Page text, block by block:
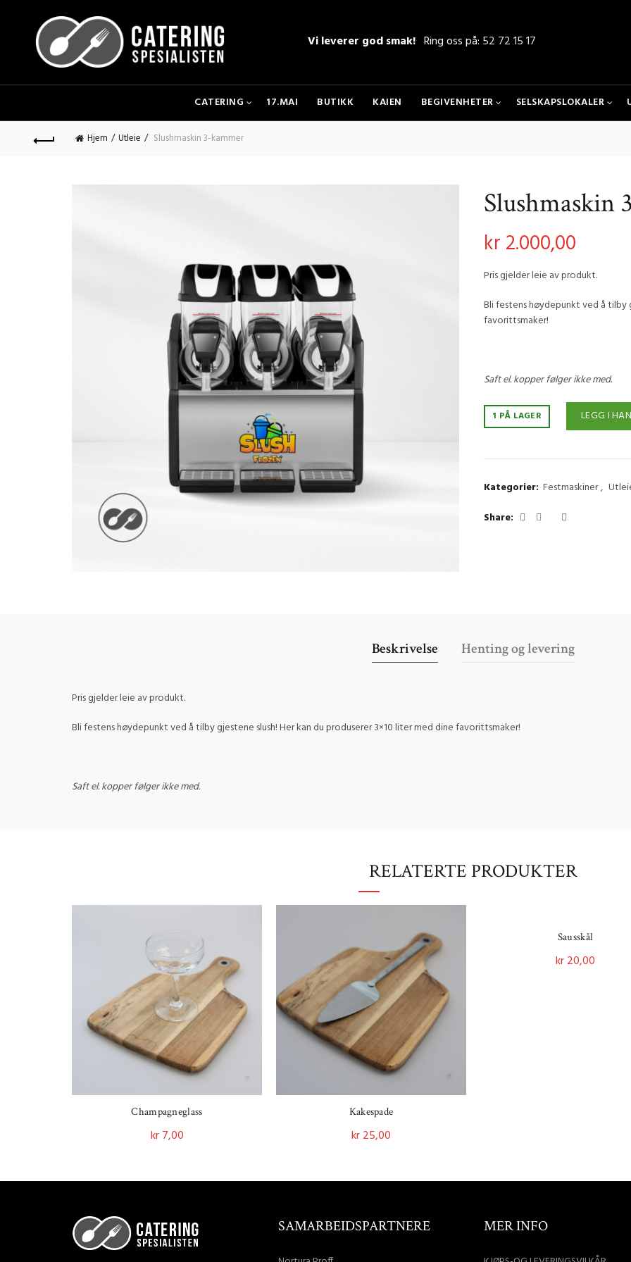
Vi leverer god smak!Ring oss på: 52 72 15 17
CATERING 17.MAI BUTIKK KAIEN BEGIVENHETER SELSKAPSLOKALER
Hjem Utleie Slushmaskin 3-kammer
Slushmaskin
kr 2.000,00
Pris gjelder leie av produkt.
Bli festens høydepunkt ved å tilby
favorittsmaker!
Saft el. kopper følger ikke med.
1 PÅ LAGER LEGG I
Kategorier: Festmaskiner,
Share
Beskrivelse Henting og levering
Pris gjelder leie av produkt.
Bli festens høydepunkt ved å tilby gjestene slush! Her kan du produserer 3×10 liter med dine favorittsmaker!
Saft el. kopper følger ikke med.
RELATERTE PRODUKTER
Champagneglass
kr7,00
Kakespade
kr25,00
Sausskål
kr20,00
SAMARBEIDSPARTNERE MER INFO